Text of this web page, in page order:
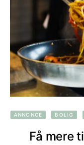
ANNONCE BOLIG
Få mere